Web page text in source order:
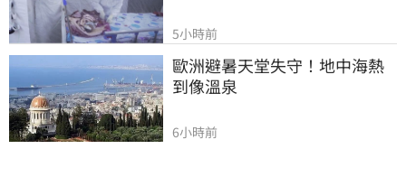
5小時前
歐洲避暑天堂失守！地中海熱
到像溫泉
6小時前